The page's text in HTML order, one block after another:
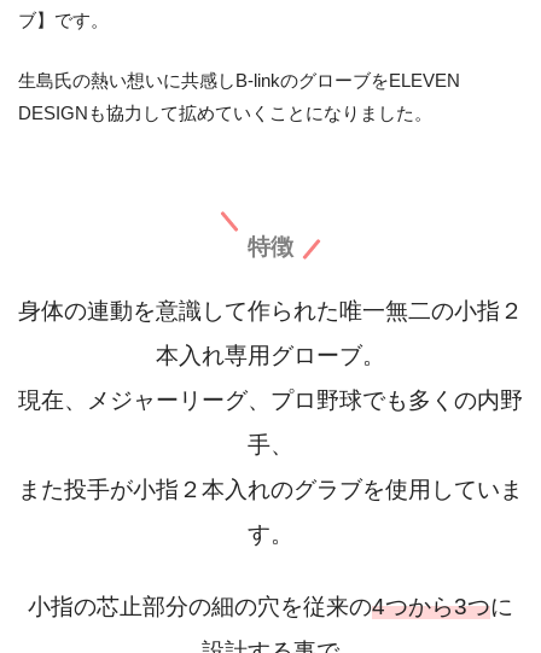
ブ】です。
生島氏の熱い想いに共感しB-linkのグローブをELEVEN
DESIGNも協力して拡めていくことになりました。
特徴
身体の連動を意識して作られた唯一無二の小指２
本入れ専用グローブ。
現在、メジャーリーグ、プロ野球でも多くの内野
手、
また投手が小指２本入れのグラブを使用していま
す。
小指の芯止部分の細の穴を従来の4つから3つに